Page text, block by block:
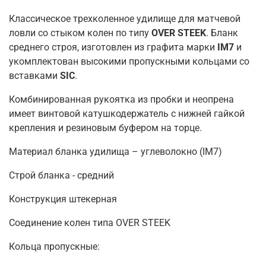
Классическое трехколенное удилище для матчевой
ловли со стыком колен по типу OVER STEEK. Бланк
среднего строя, изготовлен из графита марки
IM7 и
укомплектован высокими пропускными кольцами со
вставками SIC.
Комбинированная рукоятка из пробки и неопрена
имеет винтовой катушкодержатель с нижней гайкой
крепления и резиновым буфером на торце.
Материал бланка удилища – углеволокно (IM7)
Строй бланка - средний
Конструкция штекерная
Соединение колен типа OVER STEEK
Кольца пропускные: